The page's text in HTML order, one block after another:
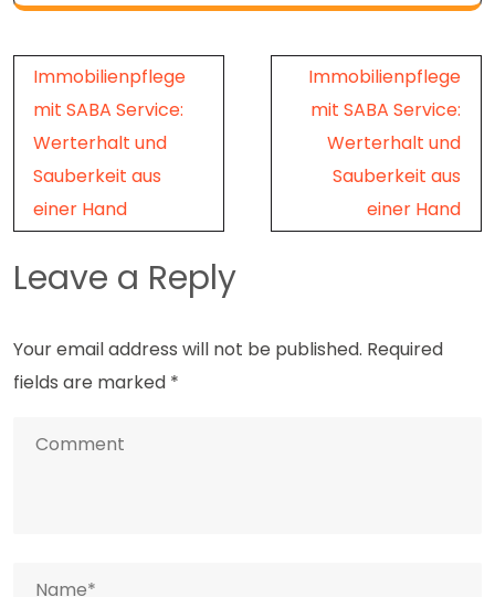
Post
navigation
Immobilienpflege
mit SABA Service:
Werterhalt und
Sauberkeit aus
einer Hand
Immobilienpflege
mit SABA Service:
Werterhalt und
Sauberkeit aus
einer Hand
Leave a Reply
Your email address will not be published. Required
fields are marked *